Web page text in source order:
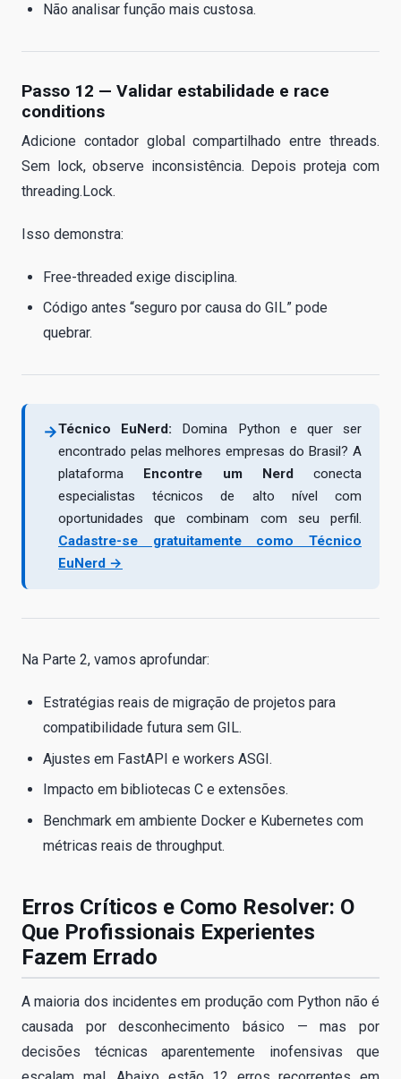
Não analisar função mais custosa.
Passo 12 — Validar estabilidade e race
conditions
Adicione contador global compartilhado entre threads.
Sem lock, observe inconsistência. Depois proteja com
threading.Lock.
Isso demonstra:
Free-threaded exige disciplina.
Código antes “seguro por causa do GIL” pode
quebrar.
→Técnico EuNerd: Domina Python e quer ser
encontrado pelas melhores empresas do Brasil? A
plataforma
Encontre um Nerd conecta
especialistas técnicos de alto nível com
oportunidades que combinam com seu perfil.
Cadastre-se gratuitamente como Técnico
EuNerd →
Na Parte 2, vamos aprofundar:
Estratégias reais de migração de projetos para
compatibilidade futura sem GIL.
Ajustes em FastAPI e workers ASGI.
Impacto em bibliotecas C e extensões.
Benchmark em ambiente Docker e Kubernetes com
métricas reais de throughput.
Erros Críticos e Como Resolver: O
Que Profissionais Experientes
Fazem Errado
A maioria dos incidentes em produção com Python não é
causada por desconhecimento básico — mas por
decisões técnicas aparentemente inofensivas que